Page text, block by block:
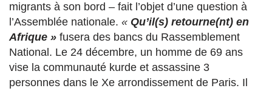
migrants à son bord – fait l’objet d’une question à
l’Assemblée nationale. « Qu’il(s) retourne(nt) en
Afrique » fusera des bancs du Rassemblement
National. Le 24 décembre, un homme de 69 ans
vise la communauté kurde et assassine 3
personnes dans le Xe arrondissement de Paris. Il